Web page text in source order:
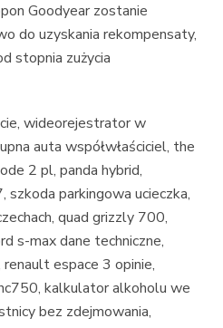
Goodyear zostanie
do uzyskania rekompensaty,
stopnia zużycia
wideorejestrator w
auta współwłaściciel, the
2 pl, panda hybrid,
parkingowa ucieczka,
quad grizzly 700,
s-max dane techniczne,
espace 3 opinie,
kalkulator alkoholu we
bez zdejmowania,